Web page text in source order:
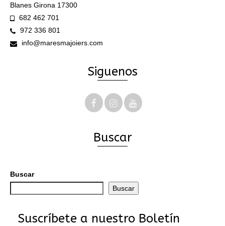
Blanes Girona 17300
682 462 701
972 336 801
info@maresmajoiers.com
Siguenos
Buscar
Buscar
Buscar
Suscríbete a nuestro Boletín